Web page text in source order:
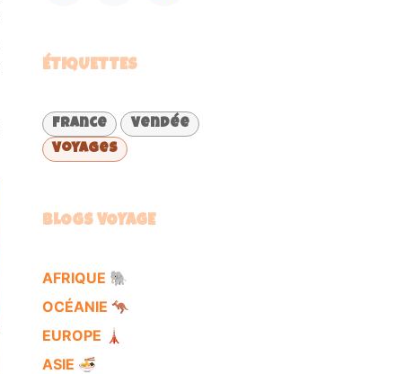
ÉTIQUETTES
France
Vendée
Voyages
BLOGS VOYAGE
AFRIQUE 🐘
OCÉANIE 🦘
EUROPE 🗼
ASIE 🍜